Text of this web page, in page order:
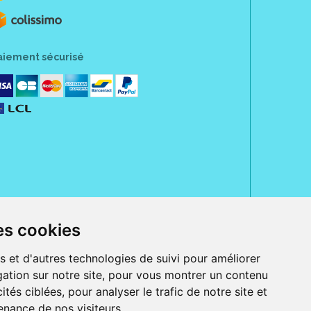
cookies
et d'autres technologies de suivi pour améliorer
sur notre site, pour vous montrer un contenu
ciblées, pour analyser le trafic de notre site et
de nos visiteurs.
sécurisé
Jeanne d' Harcourt, 80300 Albert.
ordonnance.
et iPod touch), ou sur Google Play (pour Androïd 5.0 ou version
Bancontact, PayPal.